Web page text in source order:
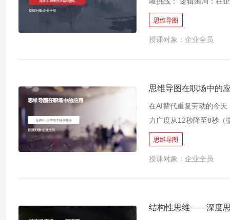
达70%的会议时间被消
决策拖延。而职场人在
程与解决问题。 创新瓶
题的复杂性呈指数级增
整理、冗长的报告撰写
效率与个人职业发展。
出，融合AI的可视化思
据分析、精准的模式识
度融合，不仅大幅提升
思维导图
授课对象：企业全员
思维导图在职场中的
在AI替代重复劳动的今
力广度从12秒降至8秒（
每天花费2.5小时在无效
坛将复杂问题解决能力
命性思维工具!是职场人
面、具体； 逻辑思维，
华为、腾讯、IPHONE等
思维导图
授课对象：企业全员
结构性思维——深度